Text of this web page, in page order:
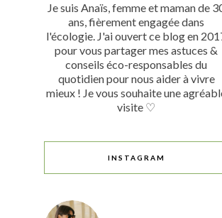
Je suis Anaïs, femme et maman de
ans, fièrement engagée dans
l'écologie. J'ai ouvert ce blog en
pour vous partager mes astuces &
conseils éco-responsables du
quotidien pour nous aider à vivre
mieux ! Je vous souhaite une
visite ♡
INSTAGRAM